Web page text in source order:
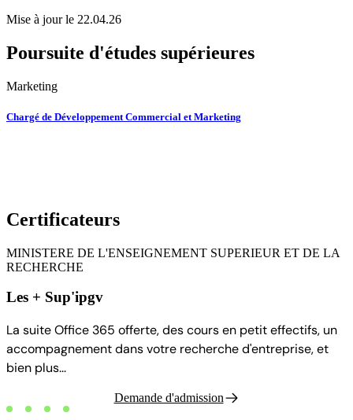
Mise à jour le 22.04.26
Poursuite d'études supérieures
Marketing
Chargé de Développement Commercial et Marketing
Certificateurs
MINISTERE DE L'ENSEIGNEMENT SUPERIEUR ET DE LA
RECHERCHE
Les + Sup'ipgv
La suite Office 365 offerte, des cours en petit effectifs, un
accompagnement dans votre recherche d'entreprise, et
bien plus...
Demande d'admission